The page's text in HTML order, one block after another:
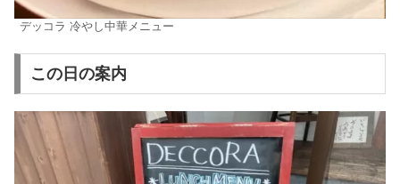
デッコラ 冷やし中華メニュー
この日の案内